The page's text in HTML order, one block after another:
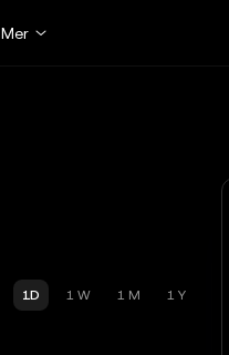
Mer
1D 1 W 1 M 1 Y